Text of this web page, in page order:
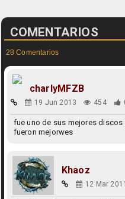
COMENTARIOS
28 Comentarios
charlyMFZB
19 Jun 2013 454
fue uno de sus mejores discos
fueron mejorwes
Khaoz
12 Mar 2011